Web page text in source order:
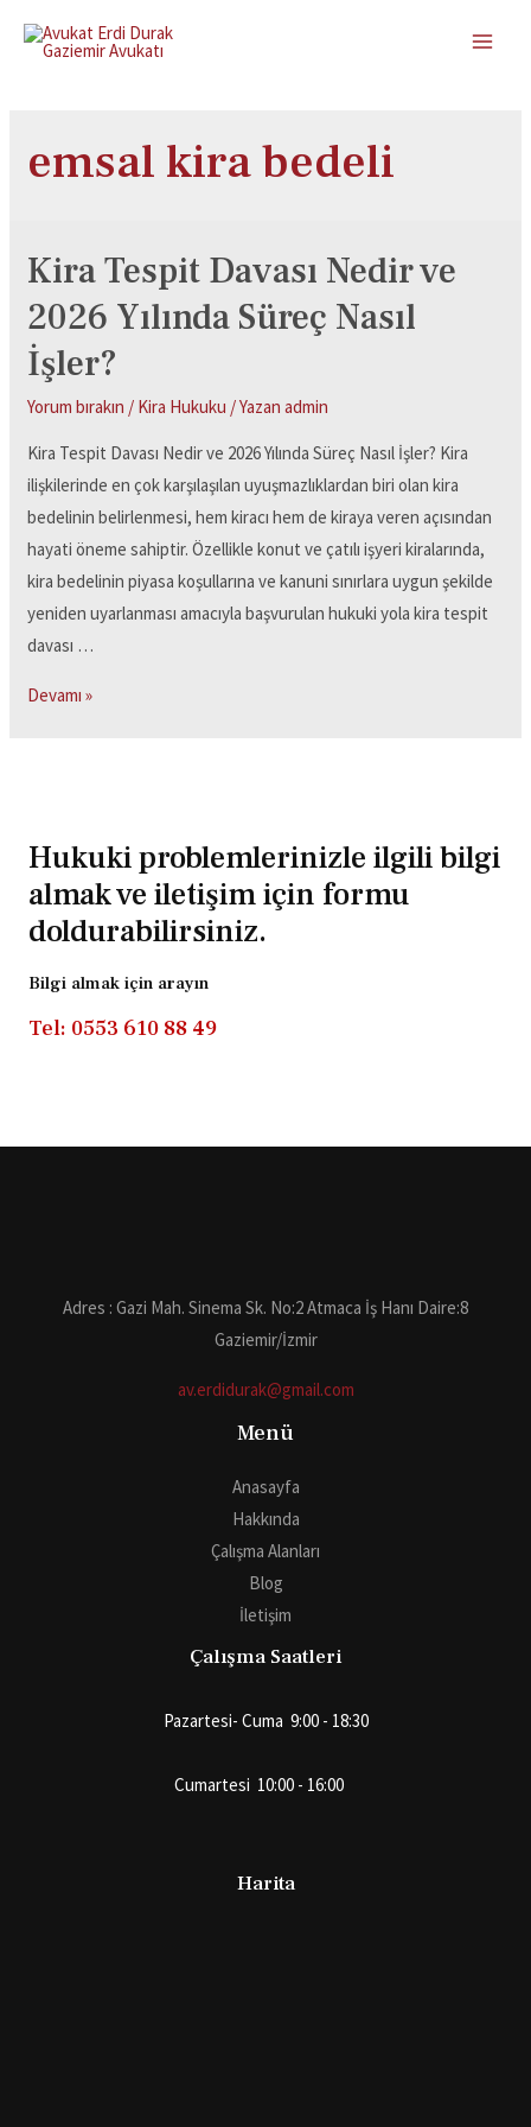
emsal kira bedeli
Kira Tespit Davası Nedir ve
2026 Yılında Süreç Nasıl
İşler?
Yorum bırakın / Kira Hukuku / Yazan admin
Kira Tespit Davası Nedir ve 2026 Yılında Süreç Nasıl İşler? Kira
ilişkilerinde en çok karşılaşılan uyuşmazlıklardan biri olan kira
bedelinin belirlenmesi, hem kiracı hem de kiraya veren açısından
hayati öneme sahiptir. Özellikle konut ve çatılı işyeri kiralarında,
kira bedelinin piyasa koşullarına ve kanuni sınırlara uygun şekilde
yeniden uyarlanması amacıyla başvurulan hukuki yola kira tespit
davası …
Devamı »
Hukuki problemlerinizle ilgili bilgi
almak ve iletişim için formu
doldurabilirsiniz.
Bilgi almak için arayın
Tel: 0553 610 88 49
Adres : Gazi Mah. Sinema Sk. No:2 Atmaca İş Hanı Daire:8
Gaziemir/İzmir
av.erdidurak@gmail.com
Menü
Anasayfa
Hakkında
Çalışma Alanları
Blog
İletişim
Çalışma Saatleri
Pazartesi- Cuma 9:00 - 18:30
Cumartesi 10:00 - 16:00
Harita